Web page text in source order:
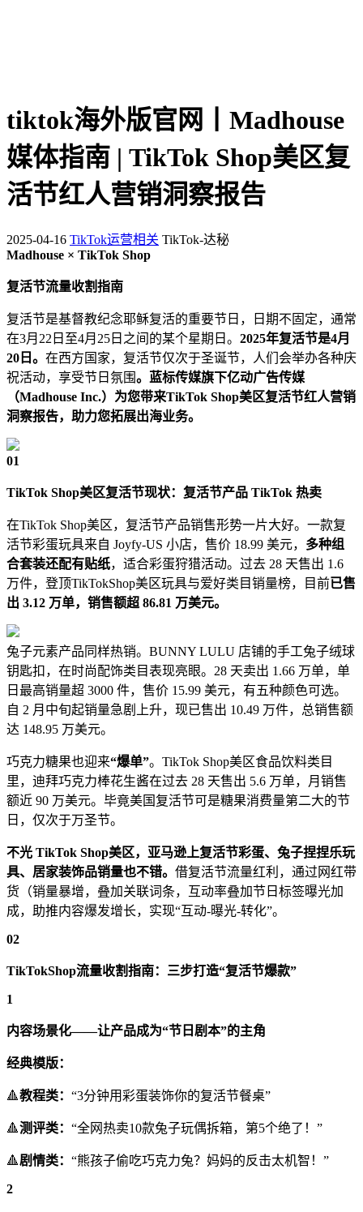
tiktok海外版官网丨Madhouse
媒体指南 | TikTok Shop美区复
活节红人营销洞察报告
2025-04-16 TikTok运营相关 TikTok-达秘
Madhouse × TikTok Shop
复活节流量收割指南
复活节是基督教纪念耶稣复活的重要节日，日期不固定，通常
在3月22日至4月25日之间的某个星期日。 2025年复活节是4月
20日。 在西方国家，复活节仅次于圣诞节，人们会举办各种庆
祝活动，享受节日氛围。蓝标传媒旗下亿动广告传媒
（Madhouse Inc.）为您带来TikTok Shop美区复活节红人营销
洞察报告，助力您拓展出海业务。
01
TikTok Shop美区复活节现状：复活节产品 TikTok 热卖
在TikTok Shop美区，复活节产品销售形势一片大好。一款复
活节彩蛋玩具来自 Joyfy-US 小店，售价 18.99 美元， 多种组
合套装还配有贴纸，适合彩蛋狩猎活动。过去 28 天售出 1.6
万件，登顶TikTokShop美区玩具与爱好类目销量榜，目前已售
出 3.12 万单，销售额超 86.81 万美元。
兔子元素产品同样热销。BUNNY LULU 店铺的手工兔子绒球
钥匙扣，在时尚配饰类目表现亮眼。28 天卖出 1.66 万单，单
日最高销量超 3000 件，售价 15.99 美元，有五种颜色可选。
自 2 月中旬起销量急剧上升，现已售出 10.49 万件，总销售额
达 148.95 万美元。
巧克力糖果也迎来“爆单”。TikTok Shop美区食品饮料类目
里，迪拜巧克力棒花生酱在过去 28 天售出 5.6 万单，月销售
额近 90 万美元。毕竟美国复活节可是糖果消费量第二大的节
日，仅次于万圣节。
不光 TikTok Shop美区，亚马逊上复活节彩蛋、兔子捏捏乐玩
具、居家装饰品销量也不错。 借复活节流量红利，通过网红带
货（销量暴增，叠加关联词条，互动率叠加节日标签曝光加
成，助推内容爆发增长，实现“互动-曝光-转化”。
02
TikTokShop流量收割指南：三步打造“复活节爆款”
1
内容场景化——让产品成为“节日剧本”的主角
经典模版：
🔺教程类： “3分钟用彩蛋装饰你的复活节餐桌”
🔺测评类： “全网热卖10款兔子玩偶拆箱，第5个绝了！”
🔺剧情类： “熊孩子偷吃巧克力兔？妈妈的反击太机智！”
2